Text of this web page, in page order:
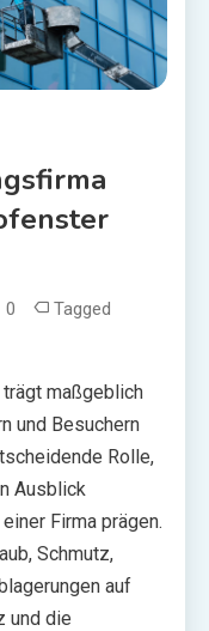
0 Tagged
maßgeblich
und Besuchern
Rolle,
Ausblick
Firma prägen.
Schmutz,
auf
und die